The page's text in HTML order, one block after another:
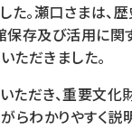
。瀬口さまは、
保存及び活用に関
ただきました。
ただき、重要文化
らわかりやすく説